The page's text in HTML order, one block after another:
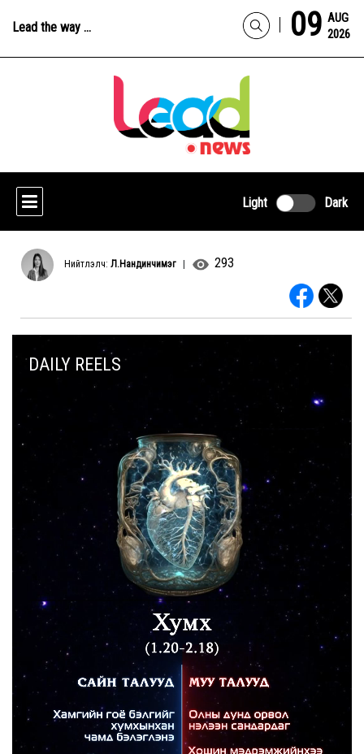
Lead the way ... 09 2026
AUG
Light Dark
Нийтлэлч: Л.Нандинчимэг| 293
DAILY REELS